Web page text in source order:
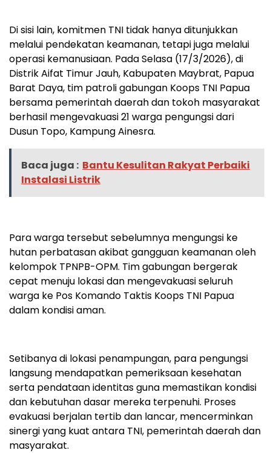
Di sisi lain, komitmen TNI tidak hanya ditunjukkan
melalui pendekatan keamanan, tetapi juga melalui
operasi kemanusiaan. Pada Selasa (17/3/2026), di
Distrik Aifat Timur Jauh, Kabupaten Maybrat, Papua
Barat Daya, tim patroli gabungan Koops TNI Papua
bersama pemerintah daerah dan tokoh masyarakat
berhasil mengevakuasi 21 warga pengungsi dari
Dusun Topo, Kampung Ainesra.
Baca juga : Bantu Kesulitan Rakyat Perbaiki
Instalasi Listrik
Para warga tersebut sebelumnya mengungsi ke
hutan perbatasan akibat gangguan keamanan oleh
kelompok TPNPB-OPM. Tim gabungan bergerak
cepat menuju lokasi dan mengevakuasi seluruh
warga ke Pos Komando Taktis Koops TNI Papua
dalam kondisi aman.
Setibanya di lokasi penampungan, para pengungsi
langsung mendapatkan pemeriksaan kesehatan
serta pendataan identitas guna memastikan kondisi
dan kebutuhan dasar mereka terpenuhi. Proses
evakuasi berjalan tertib dan lancar, mencerminkan
sinergi yang kuat antara TNI, pemerintah daerah dan
masyarakat.